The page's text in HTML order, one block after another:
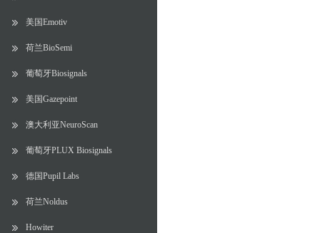
美国Emotiv
荷兰BioSemi
葡萄牙Biosignals
美国Gazepoint
澳大利亚NeuroScan
葡萄牙PLUX Biosignals
德国Pupil Labs
荷兰Noldus
Howiter